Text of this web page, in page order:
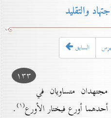
والتقليد
السابق
۱۳۳
مجتهدان متساويان في
أحدهما أورع فيختار الأورع(۱) .